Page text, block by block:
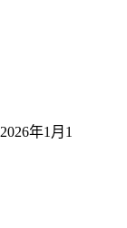
2026年1月1